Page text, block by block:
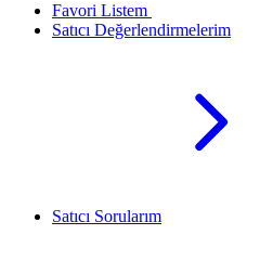
Favori Listem
Satıcı Değerlendirmelerim
Satıcı Sorularım